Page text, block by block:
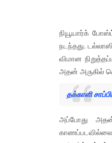
நியூயார்க்
நடந்தது.
விமான
அதன் அருகில்
தக்காளி
அப்போது